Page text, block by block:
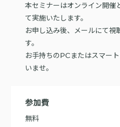
KARTE MessageにおけるLINE配信
本セミナーはオンライン開
て実施いたします。
お申し込み後、メールにて視
す。
お手持ちのPCまたはスマー
いませ。
参加費
無料